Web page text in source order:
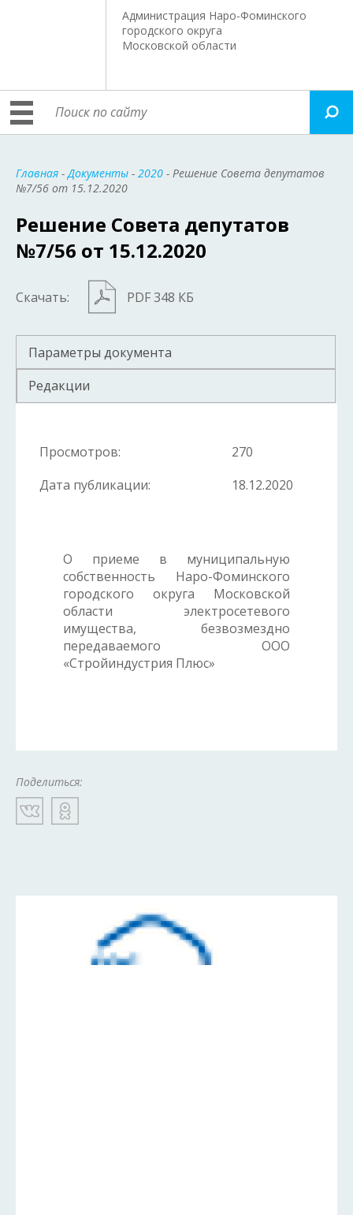
Администрация Наро-Фоминского
городского округа
Московской области
Главная -Документы - 2020 - Решение Совета депутатов
№7/56 от 15.12.2020
Решение Совета депутатов
№7/56 от 15.12.2020
Скачать: PDF 348 КБ
Параметры документа
Редакции
Просмотров:
270
Дата публикации:
18.12.2020
О приеме в муниципальную
собственность Наро-Фоминского
городского округа Московской
области электросетевого
имущества, безвозмездно
передаваемого
ООО
«Стройиндустрия Плюс»
Поделиться: